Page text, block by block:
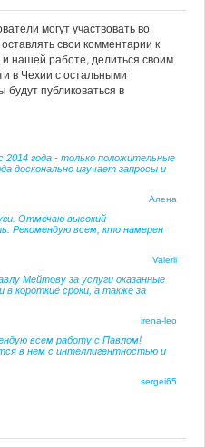
могут участвовать во
свои комментарии к
нашей работе, делиться своим
в Чехии с остальными
будут публиковаться в
2014 года - только положительные
досконально изучает запросы и
Алена
Отмечаю высокий
Рекомендую всем, кто намерен
Valerii
Мейтову за услуги оказанные
короткие сроки, а также за
irena-leo
всем работу с Павлом!
в нем с интеллигентностью и
sergei65